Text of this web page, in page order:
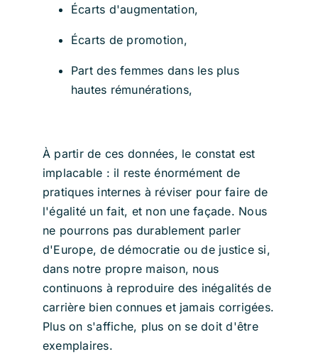
Écarts d'augmentation,
Écarts de promotion,
Part des femmes dans les plus
hautes rémunérations,
À partir de ces données, le constat est
implacable : il reste énormément de
pratiques internes à réviser pour faire de
l'égalité un fait, et non une façade. Nous
ne pourrons pas durablement parler
d'Europe, de démocratie ou de justice si,
dans notre propre maison, nous
continuons à reproduire des inégalités de
carrière bien connues et jamais corrigées.
Plus on s'affiche, plus on se doit d'être
exemplaires.